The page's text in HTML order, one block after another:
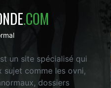
.COM
un site spécialisé qui
comme les ovni,
dossiers